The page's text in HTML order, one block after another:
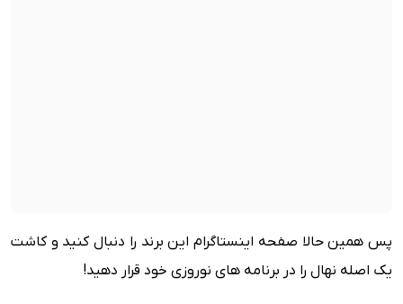
پس همین حالا صفحه اینستاگرام این برند را دنبال کنید و کاشت
یک اصله نهال را در برنامه های نوروزی خود قرار دهید!